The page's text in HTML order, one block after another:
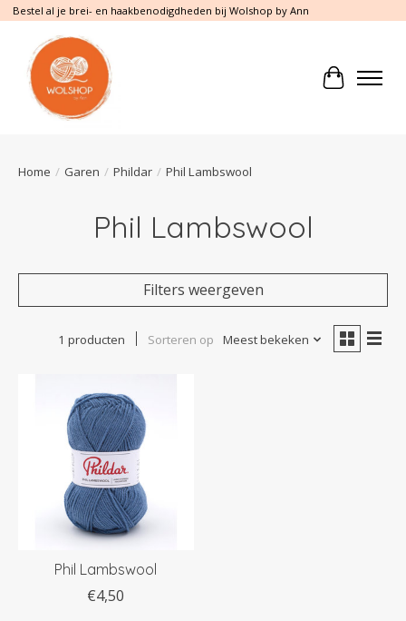
Bestel al je brei- en haakbenodigdheden bij Wolshop by Ann
Home / Garen / Phildar / Phil Lambswool
Phil Lambswool
Filters weergeven
1 producten Sorteren op Meest bekeken
Phil Lambswool
€4,50